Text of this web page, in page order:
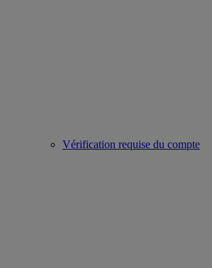
Vérification requise du compte